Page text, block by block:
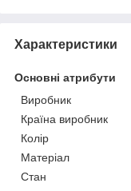
Характеристики
Основні атрибути
Виробник
Країна виробник
Колір
Матеріал
Стан